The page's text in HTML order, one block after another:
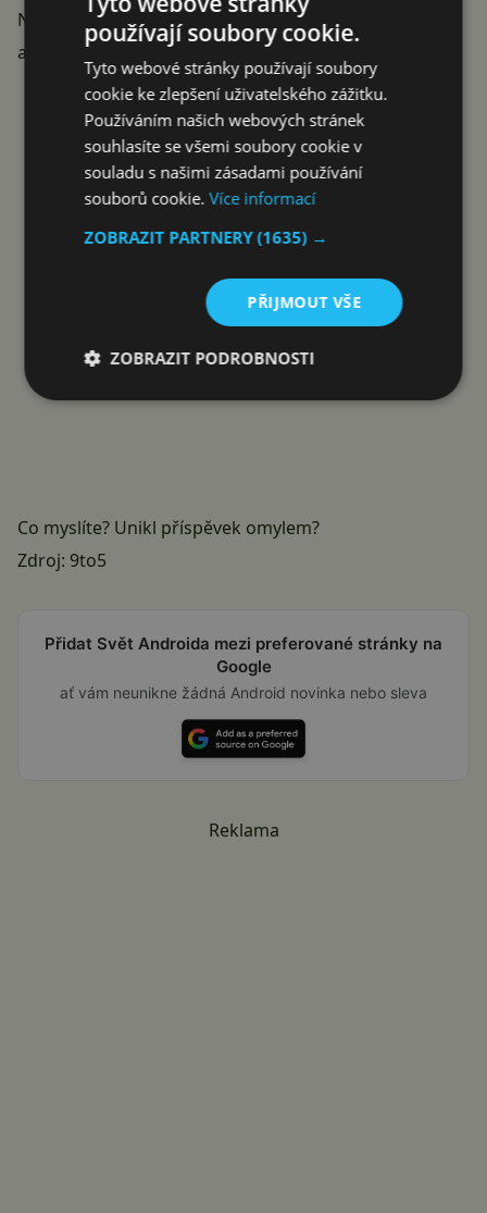
Nebo se korejská firma velmi šikovně postarala o to,
aby se na telefon nezapomnělo?
Reklama
Co myslíte? Unikl příspěvek omylem?
Zdroj: 9to5
Přidat Svět Androida mezi preferované stránky na
Google
ať vám neunikne žádná Android novinka nebo sleva
Reklama
používají soubory cookie.
Tyto webové stránky používají soubory
cookie ke zlepšení uživatelského zážitku.
Používáním našich webových stránek
souhlasíte se všemi soubory cookie v
souladu s našimi zásadami používání
souborů cookie.Více informací
ZOBRAZIT PARTNERY(1635) →
PŘIJMOUT VŠE
ZOBRAZIT PODROBNOSTI